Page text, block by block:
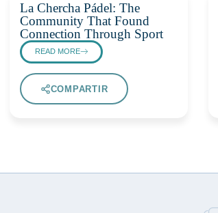
La Chercha Pádel: The
Community That Found
Connection Through Sport
READ MORE
COMPARTIR